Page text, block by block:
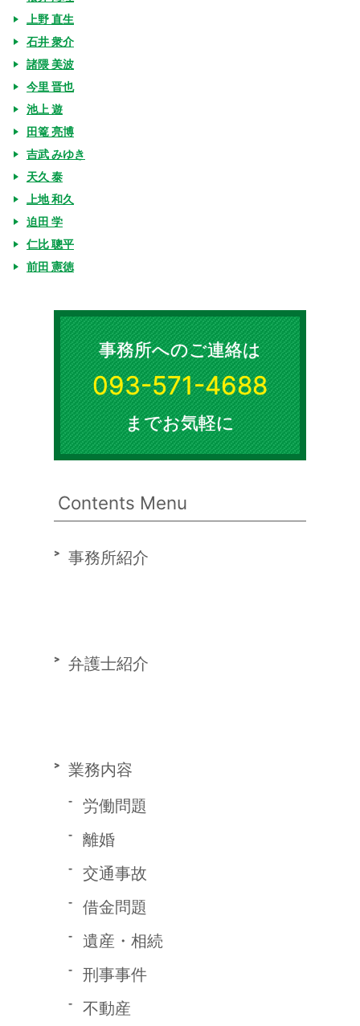
上野 直生
石井 衆介
諸隈 美波
今里 晋也
池上 遊
田篭 亮博
吉武 みゆき
天久 泰
上地 和久
迫田 学
仁比 聰平
前田 憲徳
事務所へのご連絡は
093-571-4688
までお気軽に
Contents Menu
事務所紹介
弁護士紹介
業務内容
労働問題
離婚
交通事故
借金問題
遺産・相続
刑事事件
不動産